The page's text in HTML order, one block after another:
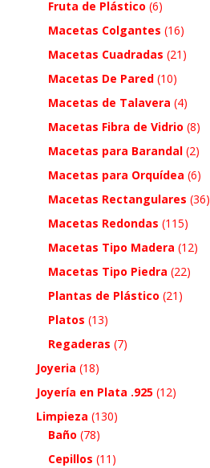
Fruta de Plástico (6)
Macetas Colgantes (16)
Macetas Cuadradas (21)
Macetas De Pared (10)
Macetas de Talavera (4)
Macetas Fibra de Vidrio (8)
Macetas para Barandal (2)
Macetas para Orquídea (6)
Macetas Rectangulares (36)
Macetas Redondas (115)
Macetas Tipo Madera (12)
Macetas Tipo Piedra (22)
Plantas de Plástico (21)
Platos (13)
Regaderas (7)
Joyeria (18)
Joyería en Plata .925 (12)
Limpieza (130)
Baño (78)
Cepillos (11)